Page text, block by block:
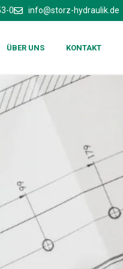
0 info@storz-hydraulik.de
ÜBER UNS KONTAKT